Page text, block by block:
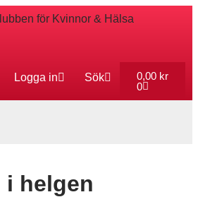
Logga in Sök 0,00 kr
0
helgen